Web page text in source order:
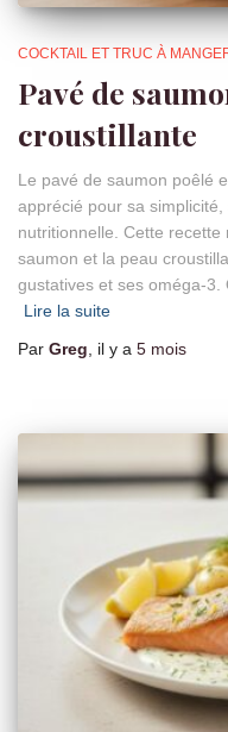
COCKTAIL ET TRUC À
Pavé de
croustillante
Le pavé de saumon poêlé
apprécié pour sa
nutritionnelle. Cette
saumon et la peau
gustatives et ses oméga-
Lire la suite
Par Greg , il y a 5 mois